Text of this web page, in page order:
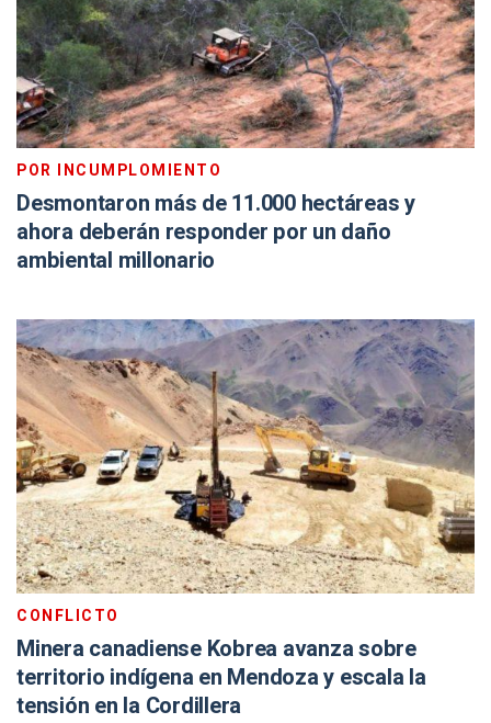
POR INCUMPLOMIENTO
Desmontaron más de 11.000 hectáreas y
ahora deberán responder por un daño
ambiental millonario
CONFLICTO
Minera canadiense Kobrea avanza sobre
territorio indígena en Mendoza y escala la
tensión en la Cordillera